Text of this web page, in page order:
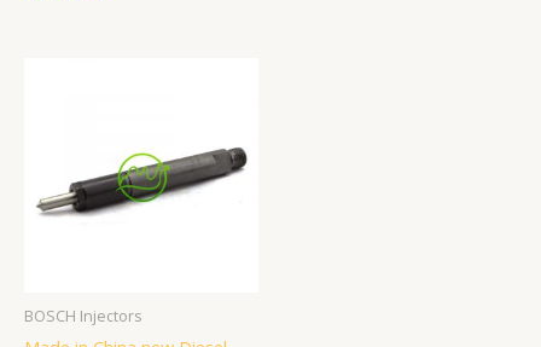
BOSCH Injectors